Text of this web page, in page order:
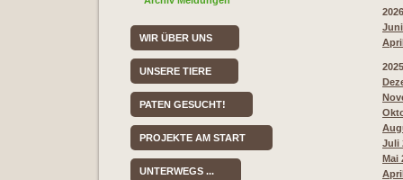
WIR ÜBER UNS
UNSERE TIERE
PATEN GESUCHT!
PROJEKTE AM START
UNTERWEGS ...
2026
2025
Juli
Mai